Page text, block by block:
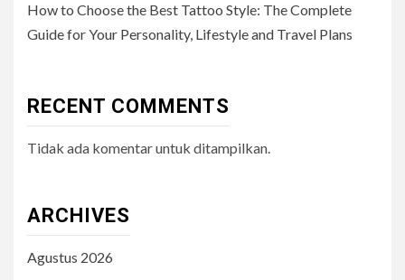
How to Choose the Best Tattoo Style: The Complete
Guide for Your Personality, Lifestyle and Travel Plans
RECENT COMMENTS
Tidak ada komentar untuk ditampilkan.
ARCHIVES
Agustus 2026